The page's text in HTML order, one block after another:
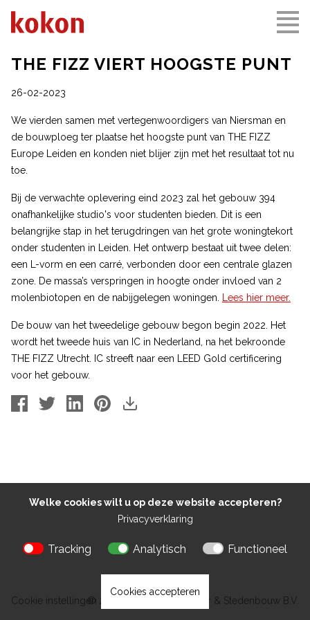
Welke cookies wilt u op deze website accepteren?
Privacyverklaring
Tracking Analytisch Functioneel
Cookies accepteren
THE FIZZ VIERT HOOGSTE PUNT
26-02-2023
We vierden samen met vertegenwoordigers van Niersman en
de bouwploeg ter plaatse het hoogste punt van THE FIZZ
Europe Leiden en konden niet blijer zijn met het resultaat tot nu
toe.
Bij de verwachte oplevering eind 2023 zal het gebouw 394
onafhankelijke studio's voor studenten bieden. Dit is een
belangrijke stap in het terugdringen van het grote woningtekort
onder studenten in Leiden. Het ontwerp bestaat uit twee delen:
een L-vorm en een carré, verbonden door een centrale glazen
zone. De massa’s verspringen in hoogte onder invloed van 2
molenbiotopen en de nabijgelegen woningen.
Lees hier meer.
De bouw van het tweedelige gebouw begon begin 2022. Het
wordt het tweede huis van IC in Nederland, na het bekroonde
THE FIZZ Utrecht. IC streeft naar een LEED Gold certificering
voor het gebouw.
Cookie instellingen© 2026 Kokon Architectuur & Stedenbouw B.V.